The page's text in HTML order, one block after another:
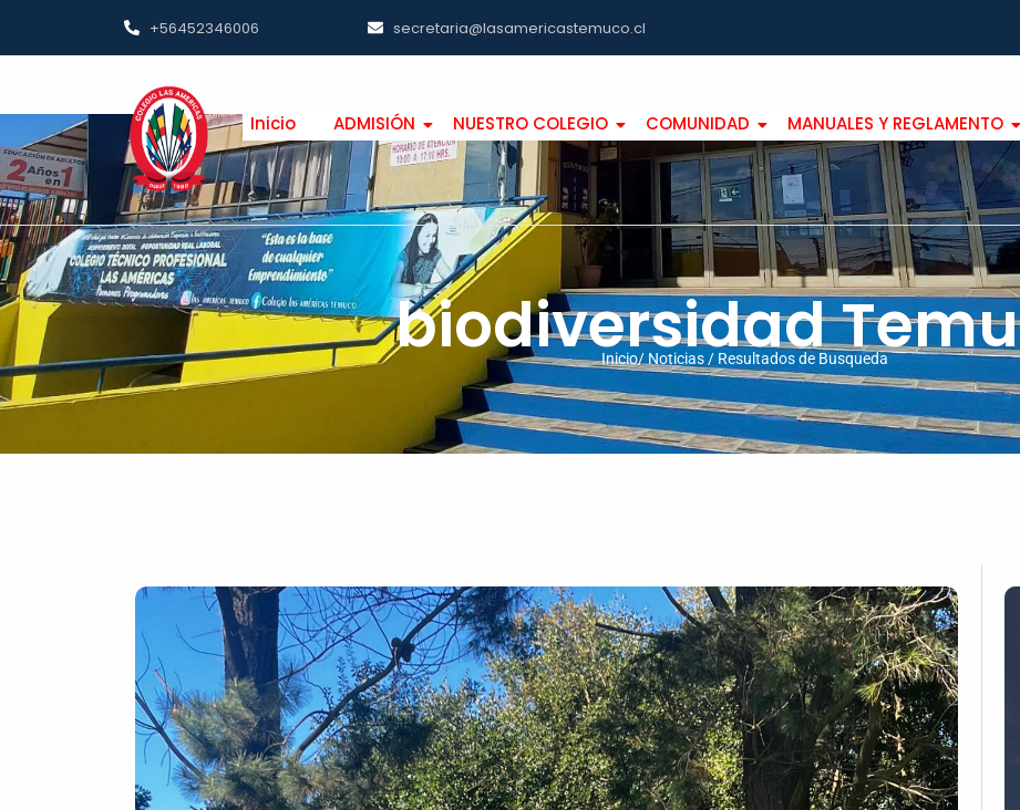
+56452346006 secretaria@lasamericastemuco.cl
Inicio ADMISIÓN NUESTRO COLEGIO COMUNIDAD MANUALES Y REGLAMENTO
biodiversidad
Inicio/ Noticias / Resultados de Busqueda